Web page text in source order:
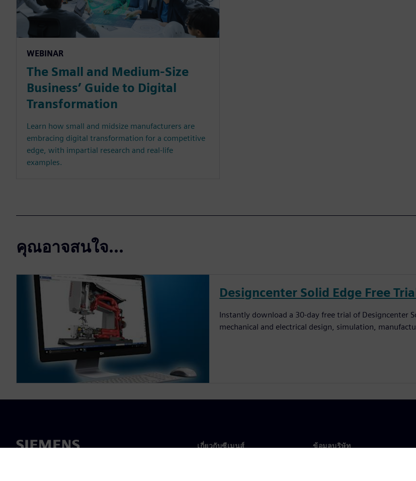
WEBINAR
The Small and Medium-Size
Business’ Guide to Digital
Transformation
Learn how small and midsize manufacturers are
embracing digital transformation for a competitive
edge, with impartial research and real-life
examples.
คุณอาจสนใจ...
Designcenter Solid Edge Free
Instantly download a 30-day free trial of Designcenter
mechanical and electrical design, simulation,
เกี่ยวกับซีเมนส์ ข้อมูลบริษัท